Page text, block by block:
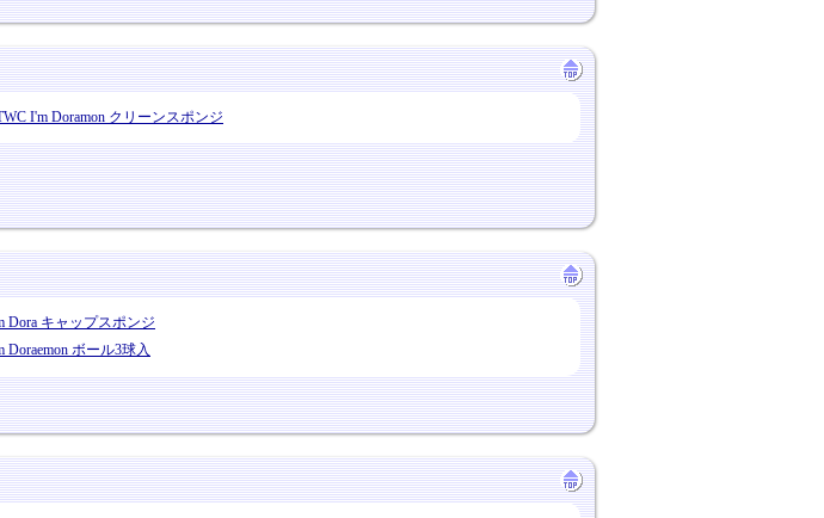
I'm Doramon クリーンスポンジ
Dora キャップスポンジ
Doraemon ボール3球入